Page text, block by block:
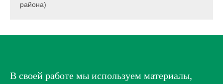
района)
В своей работе мы используем материалы,